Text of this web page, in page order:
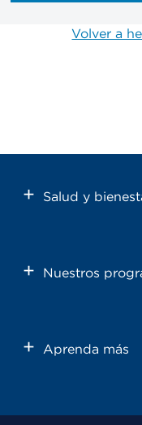
Volver a
Salud y
Nuestros
Aprenda más